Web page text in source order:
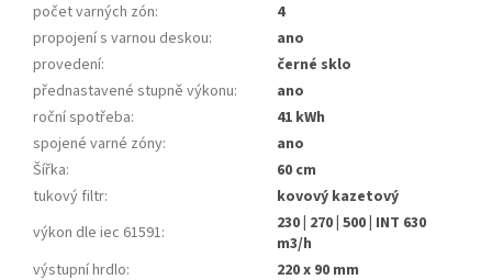
počet varných zón:
4
propojení s varnou deskou:
ano
provedení:
černé sklo
přednastavené stupně výkonu:
ano
roční spotřeba:
41 kWh
spojené varné zóny:
ano
Šířka:
60 cm
tukový filtr:
kovový kazetový
výkon dle iec 61591:
230 | 270 | 500 | INT 630
m3/h
výstupní hrdlo: 220 x 90 mm